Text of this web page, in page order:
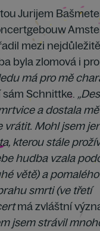
Jurijem
mezi
byla zlomová i pro
má pro mě
Schnittke.
a dostala
vrátit. Mohl jsem
kterou stále
hudba vzala
větě) a
smrti (ve třetí
má zvláštní
jsem strávil